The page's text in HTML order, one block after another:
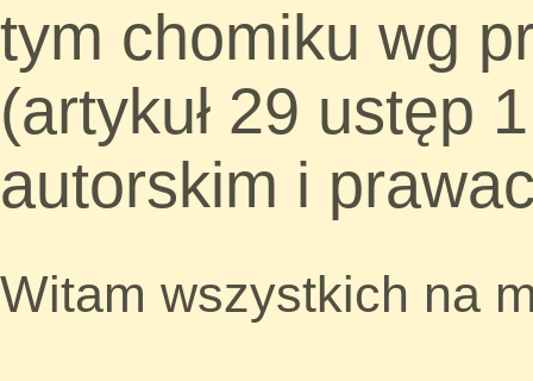
tym chomiku wg
(artykuł 29 ustęp
autorskim i
Witam wszystkich na